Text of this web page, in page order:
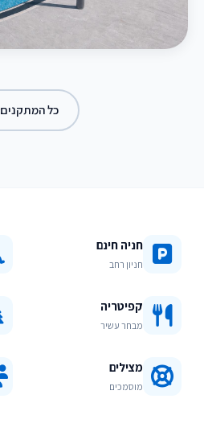
כל המתקנים
חניה חינם
חניון רחב
קפיטריה
מבחר עשיר
מצילים
מוסמכים